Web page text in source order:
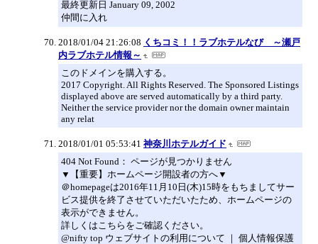
最終更新日 January 09, 2002
仲間に入れ
2018/01/04 21:26:08 くちコミ！！ラブホテルなび ～瀬戸
内ラブホテル情報～
このドメインを購入する。
2017 Copyright. All Rights Reserved. The Sponsored Listings
displayed above are served automatically by a third party.
Neither the service provider nor the domain owner maintain
any relat
2018/01/01 05:53:41 神奈川ホテルガイド
404 Not Found： ページが見つかりません
▼【重要】ホームページ開設者の方へ▼
＠homepageは2016年11月10日(木)15時をもちましてサー
ビス提供を終了させていただいたため、ホームページの
表示ができません。
詳しくはこちらをご確認ください。
@nifty top ウェブサイトの利用について ｜ 個人情報保護